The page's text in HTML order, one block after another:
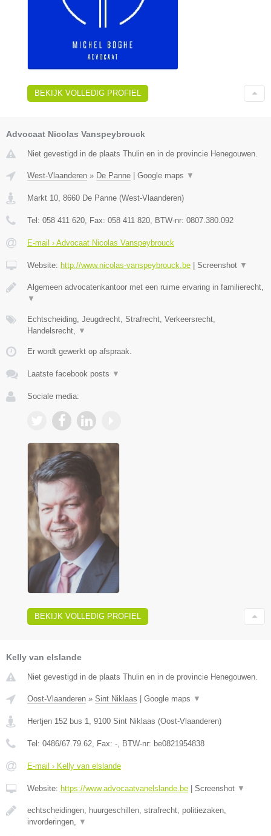
BEKIJK VOLLEDIG PROFIEL
Advocaat Nicolas Vanspeybrouck
Niet gevestigd in de plaats Thulin en in de provincie Henegouwen.
West-Vlaanderen » De Panne Google maps ▼
Markt 10, 8660 De Panne (West-Vlaanderen)
Tel: 058 411 620, Fax: 058 411 820, BTW-nr: 0807.380.092
E-mail › Advocaat Nicolas Vanspeybrouck
Website: http://www.nicolas-vanspeybrouck.be Screenshot ▼
Algemeen advocatenkantoor met een ruime ervaring in familierecht,
▼
Echtscheiding, Jeugdrecht, Strafrecht, Verkeersrecht,
Handelsrecht, ▼
Er wordt gewerkt op afspraak.
Laatste facebook posts ▼
Sociale media:
BEKIJK VOLLEDIG PROFIEL
Kelly van elslande
Niet gevestigd in de plaats Thulin en in de provincie Henegouwen.
Oost-Vlaanderen » Sint Niklaas Google maps ▼
Hertjen 152 bus 1 9100 Sint Niklaas (Oost-Vlaanderen)
Tel: 0486/67.79.62 , Fax: - , BTW-nr: be0821954838
E-mail › Kelly van elslande
Website: https://www.advocaatvanelslande.be Screenshot ▼
echtscheidingen, huurgeschillen, strafrecht, politiezaken,
invorderingen,
▼